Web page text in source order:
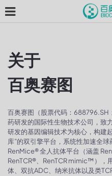
关于
百奥赛图
百奥赛图（股票代码：
药研发的国际性生物技术公司，致
研发的基因编辑技术为核心，构建
库”的双引擎平台，系统性加速全
RenMice® 全人抗体平台（涵盖
RenTCR®、RenTCR mimic™），
体、双抗ADC、纳米抗体以及类